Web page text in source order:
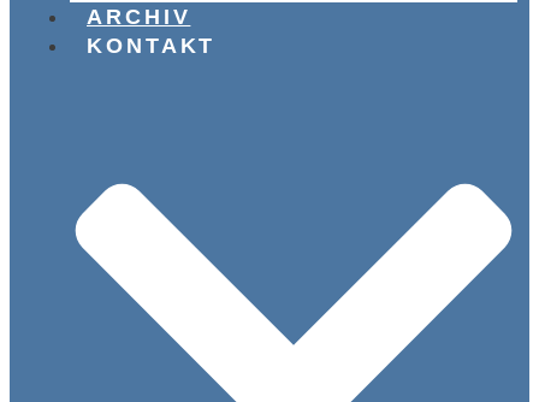
ARCHIV
KONTAKT